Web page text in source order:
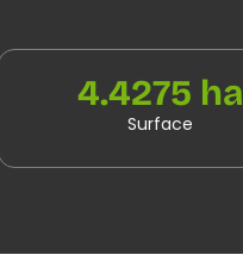
4.4275 ha
Surface